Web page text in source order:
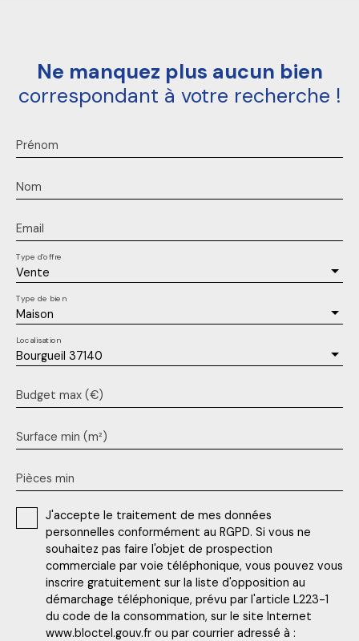
Ne manquez plus aucun bien
correspondant à votre recherche !
Prénom
Nom
Email
Vente
Type d'offre
Maison
Type de bien
Bourgueil 37140
Localisation
Budget max (€)
Surface min (m²)
Pièces min
J'accepte le traitement de mes données
personnelles conformément au RGPD. Si vous ne
souhaitez pas faire l'objet de prospection
commerciale par voie téléphonique, vous pouvez vous
inscrire gratuitement sur la liste d'opposition au
démarchage téléphonique, prévu par l'article L223-1
du code de la consommation, sur le site Internet
www.bloctel.gouv.fr ou par courrier adressé à :